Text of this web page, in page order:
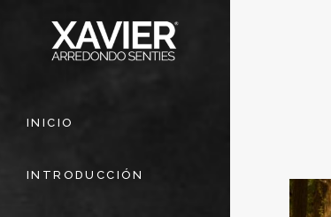
INICIO
INTRODUCCIÓN